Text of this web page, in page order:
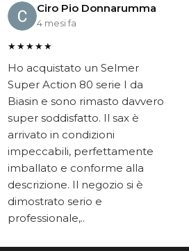
Ciro Pio Donnarumma
4 mesi fa
★★★★★
Ho acquistato un Selmer
Super Action 80 serie I da
Biasin e sono rimasto davvero
super soddisfatto. Il sax è
arrivato in condizioni
impeccabili, perfettamente
imballato e conforme alla
descrizione. Il negozio si è
dimostrato serio e
professionale,..